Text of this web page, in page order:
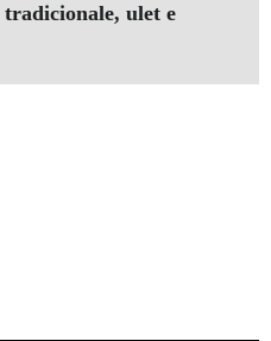
ulet e